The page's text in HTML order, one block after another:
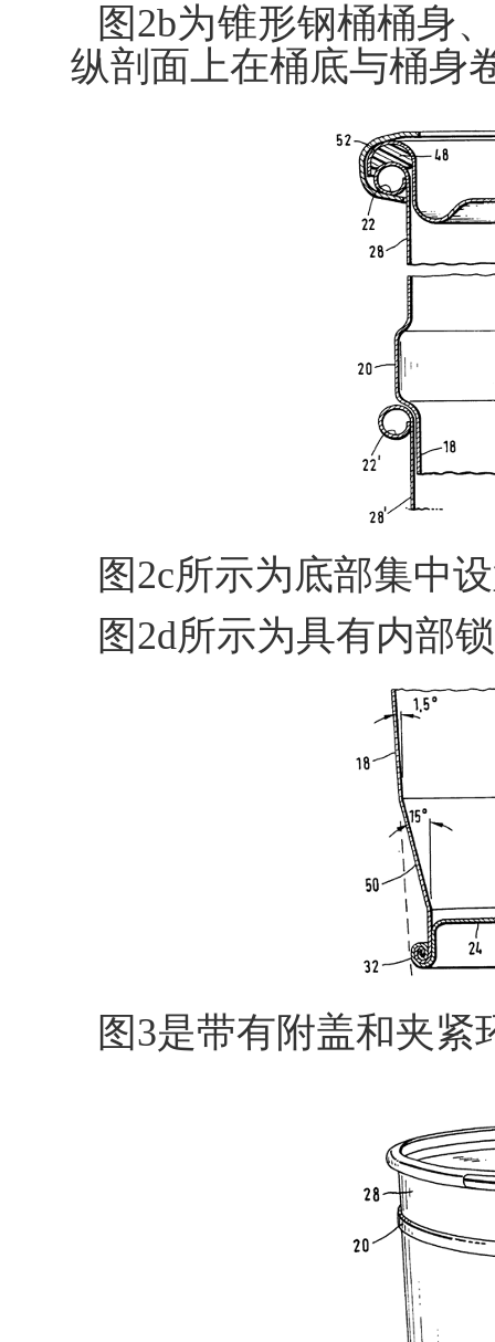
图2b为锥形钢桶桶身
纵剖面上在桶底与桶身
图2c所示为底部集中
图2d所示为具有内部
图3是带有附盖和夹